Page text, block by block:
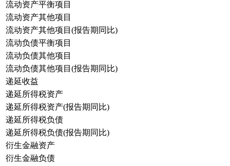
流动资产平衡项目
流动资产其他项目
流动资产其他项目(报告期同比)
流动负债平衡项目
流动负债其他项目
流动负债其他项目(报告期同比)
递延收益
递延所得税资产
递延所得税资产(报告期同比)
递延所得税负债
递延所得税负债(报告期同比)
衍生金融资产
衍生金融负债